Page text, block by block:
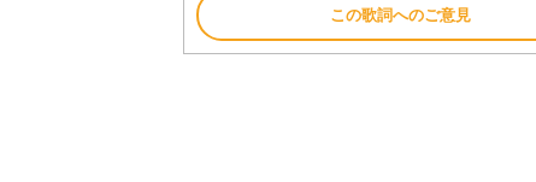
この歌詞へのご意見